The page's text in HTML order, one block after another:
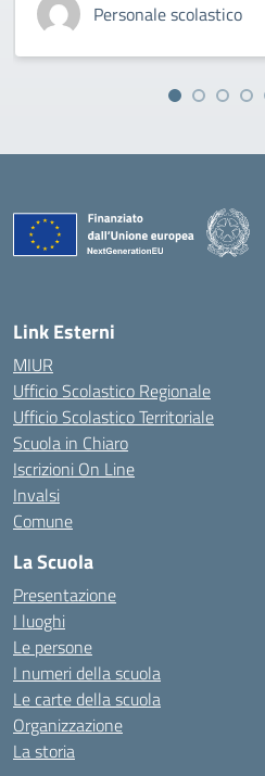
Personale scolastico
Link Esterni
MIUR
Ufficio Scolastico Regionale
Ufficio Scolastico Territoriale
Scuola in Chiaro
Iscrizioni On Line
Invalsi
Comune
La Scuola
Presentazione
I luoghi
Le persone
I numeri della scuola
Le carte della scuola
Organizzazione
La storia